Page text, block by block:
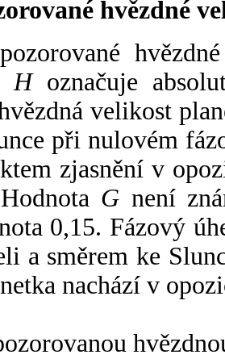
hvězdné
Hoznačuje
velikost
při nulovém
zjasnění v
G není
0,15. Fázový
a směrem ke
nachází v